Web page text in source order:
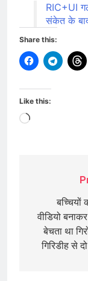
RIC+UI
संकेत के
Share this:
Like this:
Loading…
बच्चियों
वीडियो
बेचता था
गिरिडीह से